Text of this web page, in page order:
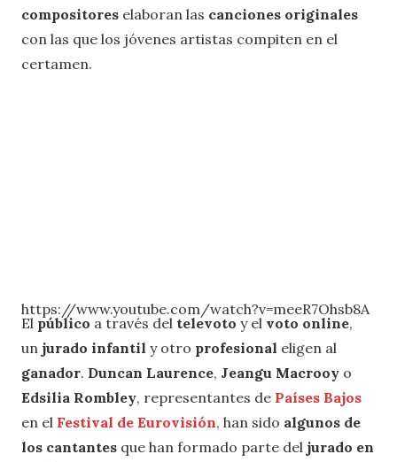
compositores elaboran las canciones originales
con las que los jóvenes artistas compiten en el
certamen.
https://www.youtube.com/watch?v=meeR7Ohsb8A
El público a través del televoto y el voto online,
un jurado infantil y otro profesional eligen al
ganador. Duncan Laurence, Jeangu Macrooy o
Edsilia Rombley, representantes de Países Bajos
en el Festival de Eurovisión, han sido algunos de
los cantantes que han formado parte del jurado en